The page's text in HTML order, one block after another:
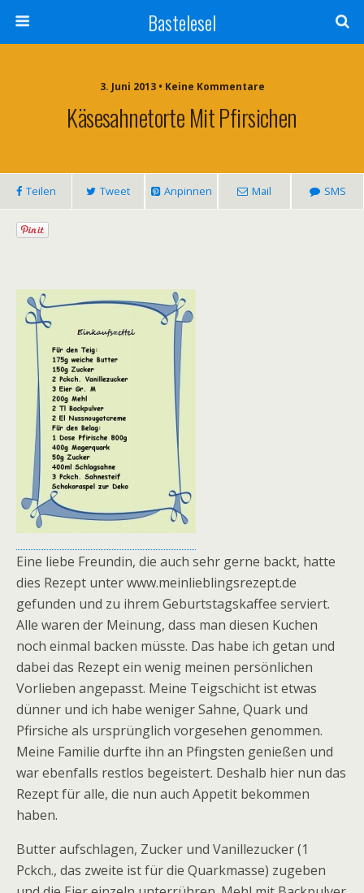
Bastelesel
3. Juni 2013 • Keine Kommentare
Käsesahnetorte Mit Pfirsichen
Teilen Tweet Anpinnen Mail SMS
Eine liebe Freundin, die auch sehr gerne backt, hatte
dies Rezept unter www.meinlieblingsrezept.de
gefunden und zu ihrem Geburtstagskaffee serviert.
Alle waren der Meinung, dass man diesen Kuchen
noch einmal backen müsste. Das habe ich getan und
dabei das Rezept ein wenig meinen persönlichen
Vorlieben angepasst. Meine Teigschicht ist etwas
dünner und ich habe weniger Sahne, Quark und
Pfirsiche als ursprünglich vorgesehen genommen.
Meine Familie durfte ihn an Pfingsten genießen und
war ebenfalls restlos begeistert. Deshalb hier nun das
Rezept für alle, die nun auch Appetit bekommen
haben.
Butter aufschlagen, Zucker und Vanillezucker (1
Pckch., das zweite ist für die Quarkmasse) zugeben